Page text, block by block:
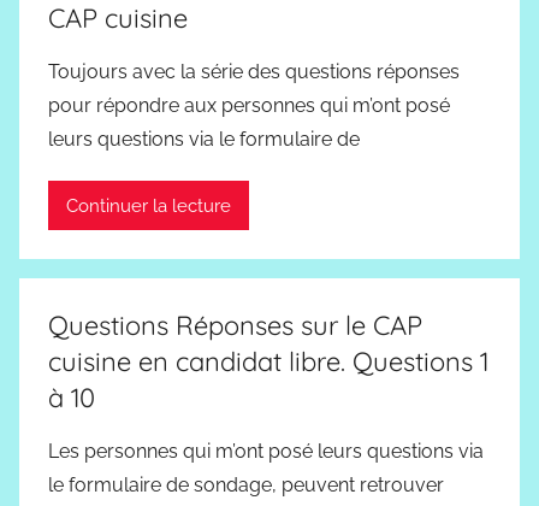
CAP cuisine
Toujours avec la série des questions réponses
pour répondre aux personnes qui m’ont posé
leurs questions via le formulaire de
Continuer la lecture
Questions Réponses sur le CAP
cuisine en candidat libre. Questions 1
à 10
Les personnes qui m’ont posé leurs questions via
le formulaire de sondage, peuvent retrouver